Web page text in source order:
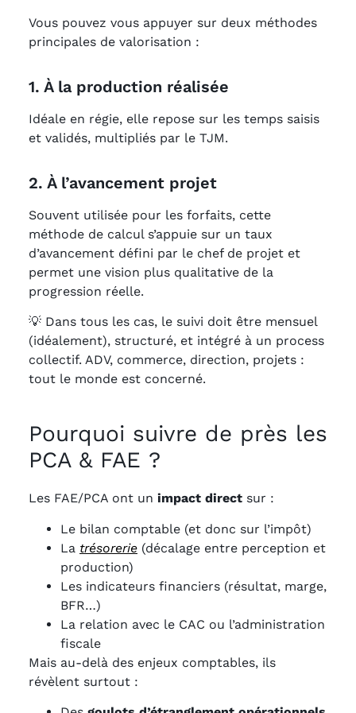
Vous pouvez vous appuyer sur deux méthodes
principales de valorisation :
1. À la production réalisée
Idéale en régie, elle repose sur les temps saisis
et validés, multipliés par le TJM.
2. À l’avancement projet
Souvent utilisée pour les forfaits, cette
méthode de calcul s’appuie sur un taux
d’avancement défini par le chef de projet et
permet une vision plus qualitative de la
progression réelle.
💡 Dans tous les cas, le suivi doit être mensuel
(idéalement), structuré, et intégré à un process
collectif. ADV, commerce, direction, projets :
tout le monde est concerné.
Pourquoi suivre de près les
PCA & FAE ?
Les FAE/PCA ont un impact direct sur :
Le bilan comptable (et donc sur l’impôt)
La trésorerie (décalage entre perception et
production)
Les indicateurs financiers (résultat, marge,
BFR…)
La relation avec le CAC ou l’administration
fiscale
Mais au-delà des enjeux comptables, ils
révèlent surtout :